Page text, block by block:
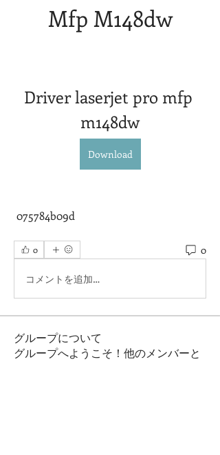
Mfp M148dw
Driver laserjet pro mfp
m148dw
Download
075784b09d
0 0
コメントを追加…
グループについて
グループへようこそ！他のメンバーと